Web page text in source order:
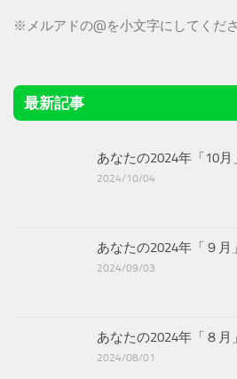
※メルアドの@を小文字にしてくださ
最新記事
あなたの2024年「10月
2024/10/04
あなたの2024年「９月
2024/09/03
あなたの2024年「８月
2024/08/01